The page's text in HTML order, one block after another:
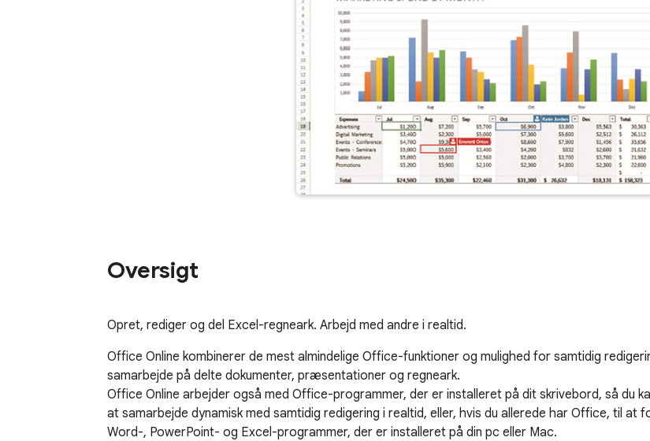
Oversigt
Opret, rediger og del Excel-regneark. Arbejd med andre i realtid.
Office Online kombinerer de mest almindelige Office-funktioner og mulighed for samtidig
samarbejde på delte dokumenter, præsentationer og regneark.
Office Online arbejder også med Office-programmer, der er installeret på dit skrivebord, så du
at samarbejde dynamisk med samtidig redigering i realtid, eller, hvis du allerede har Office, til
Word-, PowerPoint- og Excel-programmer, der er installeret på din pc eller Mac.